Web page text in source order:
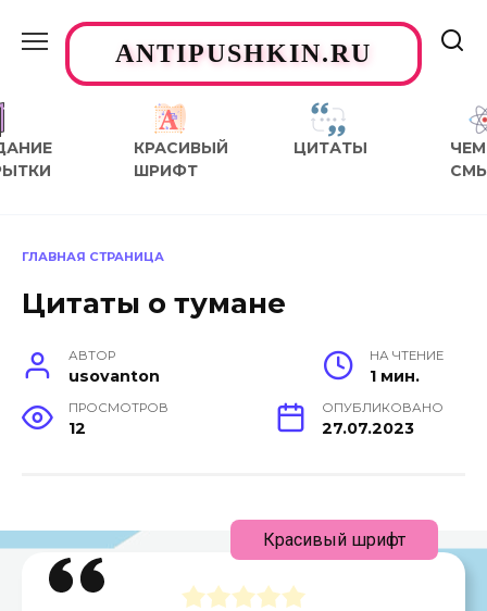
содержаниюANTIPUSHKIN.RU
КРАСИВЫЙ
ШРИФТ
ЦИТАТЫ
ЧЕМ
ГЛАВНАЯ СТРАНИЦА
Цитаты о тумане
АВТОР
usovanton
НА ЧТЕНИЕ
1 мин.
ПРОСМОТРОВ
12
ОПУБЛИКОВАНО
27.07.2023
Красивый шрифт